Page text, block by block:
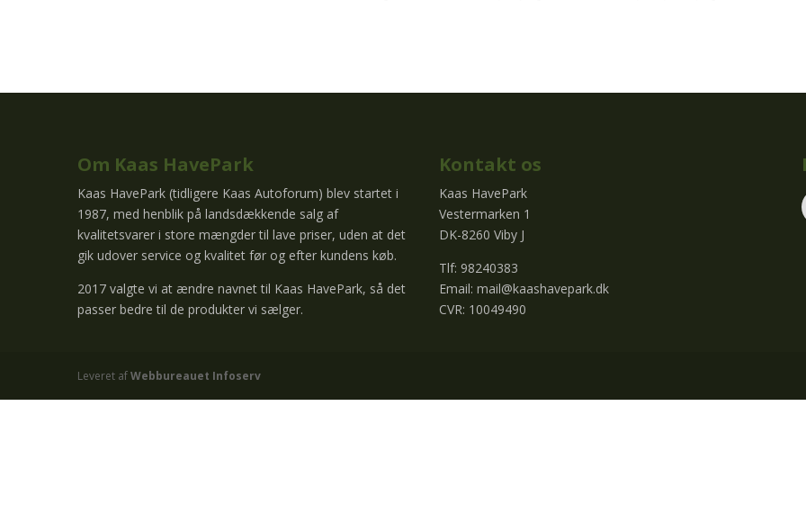
Om Kaas HavePark
Kaas HavePark (tidligere Kaas Autoforum) blev startet i
1987, med henblik på landsdækkende salg af
kvalitetsvarer i store mængder til lave priser, uden at det
gik udover service og kvalitet før og efter kundens køb.
2017 valgte vi at ændre navnet til Kaas HavePark, så det
passer bedre til de produkter vi sælger.
Kontakt os
Kaas HavePark
Vestermarken 1
DK-8260 Viby J
Tlf: 98240383
Email:mail@kaashavepark.dk
CVR: 10049490
Leveret afWebbureauet Infoserv